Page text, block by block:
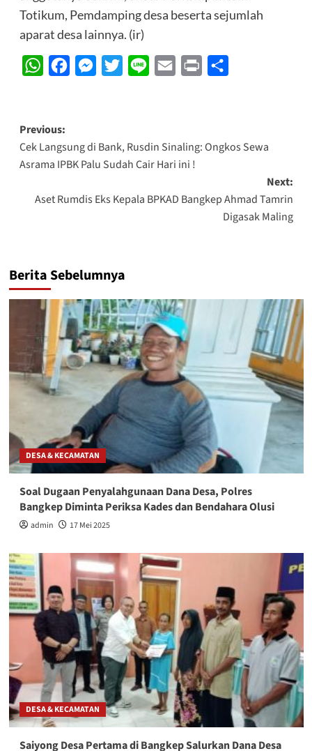
Totikum, Pemdamping desa beserta sejumlah
aparat desa lainnya. (ir)
WhatsAppFacebookMessenger
Twitter Line Email Print
Post
navigation
Previous:
Cek Langsung di Bank, Rusdin Sinaling: Ongkos Sewa
Asrama IPBK Palu Sudah Cair Hari ini !
Next:
Aset Rumdis Eks Kepala BPKAD Bangkep Ahmad Tamrin
Digasak Maling
Berita Sebelumnya
DESA & KECAMATAN
Soal Dugaan Penyalahgunaan Dana Desa, Polres
Bangkep Diminta Periksa Kades dan Bendahara Olusi
admin 17 Mei 2025
DESA & KECAMATAN
Saiyong Desa Pertama di Bangkep Salurkan Dana Desa